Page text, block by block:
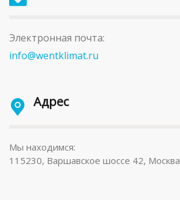
Электронная почта:
info@wentklimat.ru
Адрес
Мы находимся:
115230, Варшавское шоссе 42, Москва